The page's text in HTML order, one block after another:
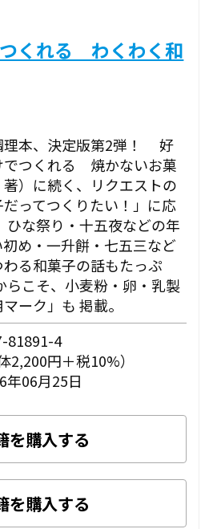
くれる わくわく和
理本、決定版第2弾！ 好
でつくれる 焼かないお菓
）に続く、リクエストの
ってつくりたい！」に応
ひな祭り・十五夜などの年
め・一升餅・七五三など
る和菓子の話もたっぷ
こそ、小麦粉・卵・乳製
ーク」も 掲載。
81891-4
2,200円＋税10%）
年06月25日
を購入する
を購入する